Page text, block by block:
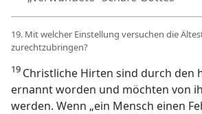
19. Mit welcher Einstellung versuchen die
zurechtzubringen?
19 Christliche Hirten sind durch den
ernannt worden und möchten von
werden. Wenn „ein Mensch einen